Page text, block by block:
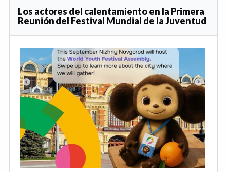
Los actores del calentamiento en la Primera
Reunión del Festival Mundial de la Juventud